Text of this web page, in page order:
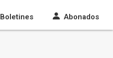
Boletines Abonados